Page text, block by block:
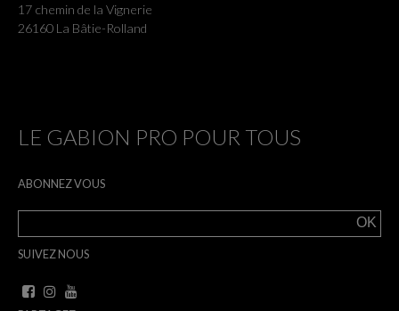
17 chemin de la Vignerie
26160 La Bâtie-Rolland
LE GABION PRO POUR TOUS
ABONNEZ VOUS
SUIVEZ NOUS